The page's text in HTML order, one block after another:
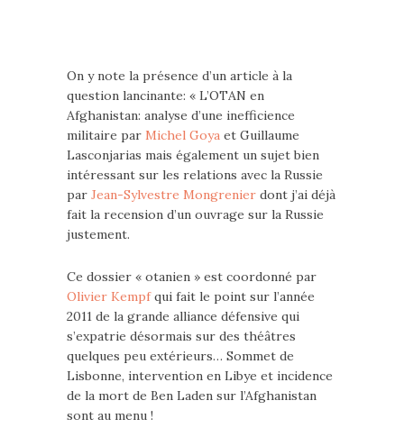
On y note la présence d’un article à la
question lancinante: « L’OTAN en
Afghanistan: analyse d’une inefficience
militaire par Michel Goya et Guillaume
Lasconjarias mais également un sujet bien
intéressant sur les relations avec la Russie
par Jean-Sylvestre Mongrenier dont j’ai déjà
fait la recension d’un ouvrage sur la Russie
justement.
Ce dossier « otanien » est coordonné par
Olivier Kempfqui fait le point sur l’année
2011 de la grande alliance défensive qui
s’expatrie désormais sur des théâtres
quelques peu extérieurs… Sommet de
Lisbonne, intervention en Libye et incidence
de la mort de Ben Laden sur l’Afghanistan
sont au menu !